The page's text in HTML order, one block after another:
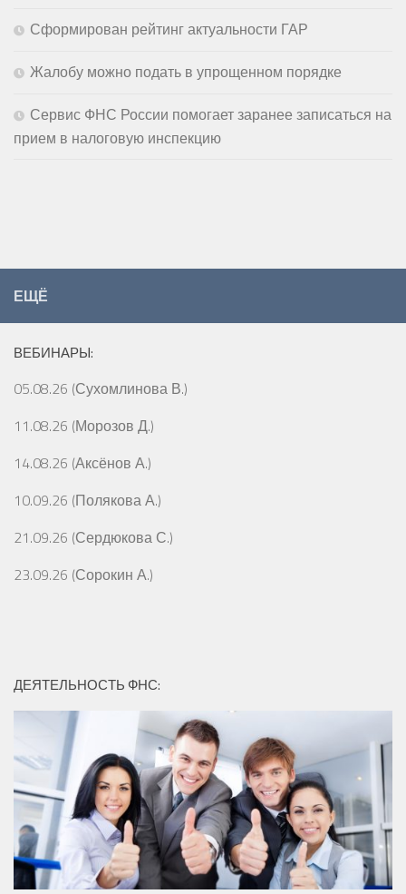
Сформирован рейтинг актуальности ГАР
Жалобу можно подать в упрощенном порядке
Сервис ФНС России помогает заранее записаться на
прием в налоговую инспекцию
ЕЩЁ
ВЕБИНАРЫ:
05.08.26 (Сухомлинова В.)
11.08.26 (Морозов Д.)
14.08.26 (Аксёнов А.)
10.09.26 (Полякова А.)
21.09.26 (Сердюкова С.)
23.09.26 (Сорокин А.)
ДЕЯТЕЛЬНОСТЬ ФНС: